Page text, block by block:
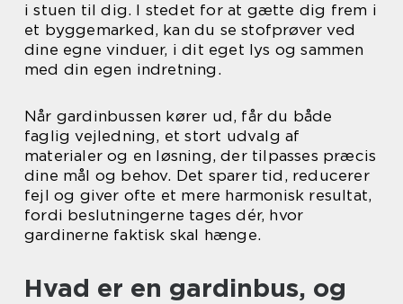
i stuen til dig. I stedet for at gætte dig frem i
et byggemarked, kan du se stofprøver ved
dine egne vinduer, i dit eget lys og sammen
med din egen indretning.
Når gardinbussen kører ud, får du både
faglig vejledning, et stort udvalg af
materialer og en løsning, der tilpasses præcis
dine mål og behov. Det sparer tid, reducerer
fejl og giver ofte et mere harmonisk resultat,
fordi beslutningerne tages dér, hvor
gardinerne faktisk skal hænge.
Hvad er en gardinbus, og